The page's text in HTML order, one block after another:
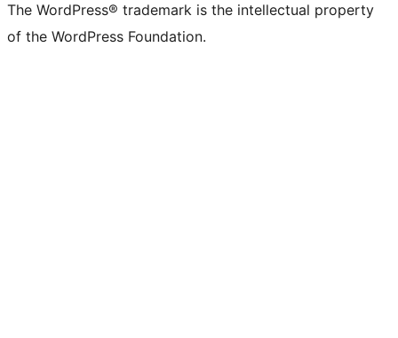
The WordPress® trademark is the intellectual property
of the WordPress Foundation.